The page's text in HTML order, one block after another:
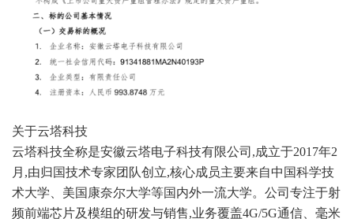
关于云塔科技
云塔科技全称是安徽云塔电子科技有限公司,成立于2017年2
月,由归国技术专家团队创立,核心成员主要来自中国科学技
术大学、美国康奈尔大学等国内外一流大学。公司专注于射
频前端芯片及模组的研发与销售,业务覆盖4G/5G通信、毫米